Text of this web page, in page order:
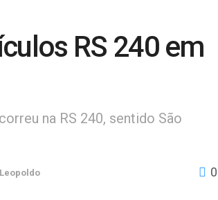
RS 240 em
na RS 240, sentido São
0